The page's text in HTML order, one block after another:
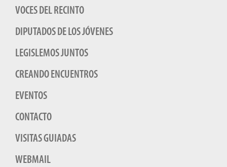
VOCES DEL RECINTO
DIPUTADOS DE LOS JÓVENES
LEGISLEMOS JUNTOS
CREANDO ENCUENTROS
EVENTOS
CONTACTO
VISITAS GUIADAS
WEBMAIL